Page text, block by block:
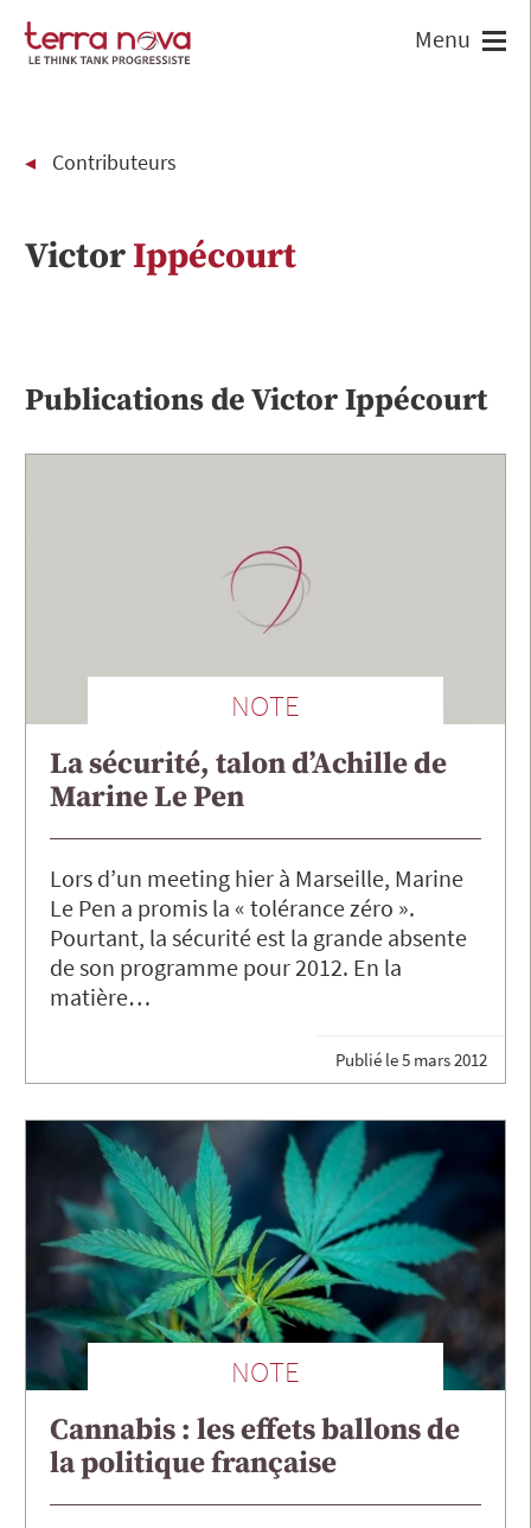
Contributeurs
VictorIppécourt
Publications deVictorIppécourt
NOTE
La sécurité, talon d’Achille de
Marine Le Pen
Lors d’un meeting hier à Marseille, Marine
Le Pen a promis la « tolérance zéro ».
Pourtant, la sécurité est la grande absente
de son programme pour 2012. En la
matière…
Publié le5 mars 2012
NOTE
Cannabis : les effets ballons de
la politique française